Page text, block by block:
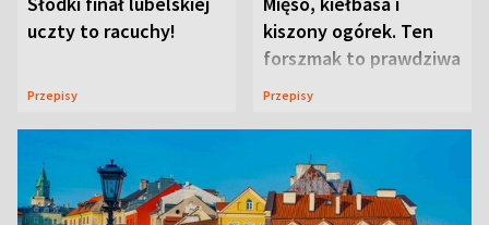
uczty to racuchy!
Przepisy
kiszony ogórek. Ten
forszmak to prawdziwa
uczta
Przepisy